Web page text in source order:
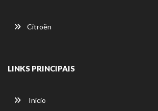
Citroën
LINKS PRINCIPAIS
Início